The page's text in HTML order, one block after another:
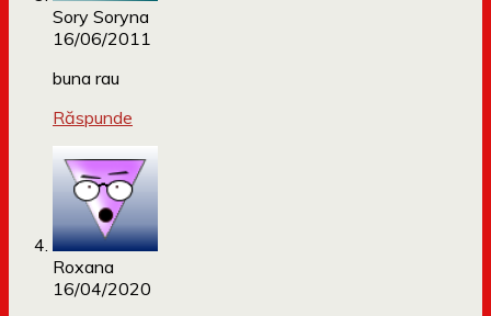
Sory Soryna
16/06/2011
buna rau
Răspunde
Roxana
16/04/2020